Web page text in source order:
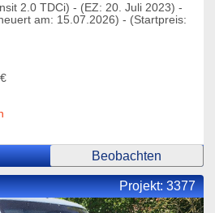
2.0 TDCi) - (EZ: 20. Juli 2023) -
am: 15.07.2026) - (Startpreis:
Beobachten
Projekt:3377